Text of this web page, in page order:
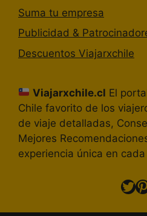
Suma tu empresa
Publicidad &
Descuentos Viajarxchile
Viajarxchile.cl El
Chile favorito de los
de viaje detalladas,
Mejores
experiencia única en